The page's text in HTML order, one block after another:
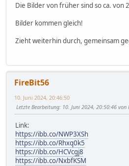
Die Bilder von früher sind so ca. von
Bilder kommen gleich!
Zieht weiterhin durch, gemeinsam
FireBit56
10. Juni 2024, 20:46:50
Letzte Bearbeitung: 10. Juni 2024, 20:50:46 von
Link:
https://ibb.co/NWP3XSh
https://ibb.co/Rhxq0k5
https://ibb.co/HCVcgj8
https://ibb.co/NxbfKSM